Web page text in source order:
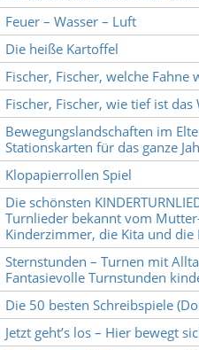
Feuer – Wasser – Luft
Die heiße Kartoffel
Fischer, Fischer, welche Fahne
Fischer, Fischer, wie tief ist das
Bewegungslandschaften im
Stationskarten für das ganze
Klopapierrollen Spiel
Die schönsten
Turnlieder bekannt vom
Kinderzimmer, die Kita und die
Sternstunden – Turnen mit
Fantasievolle Turnstunden
Die 50 besten Schreibspiele
Jetzt geht’s los – Hier bewegt